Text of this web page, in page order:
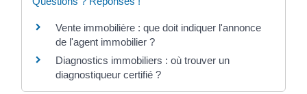
Vente immobilière : que doit indiquer l'annonce
de l'agent immobilier ?
Diagnostics immobiliers : où trouver un
diagnostiqueur certifié ?